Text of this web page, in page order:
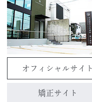
オフィシャルサイト
矯正サイト